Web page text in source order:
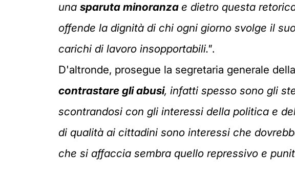
una sparuta minoranza e dietro questa
offende la dignità di chi ogni giorno svolge il
carichi di lavoro insopportabili.".
D'altronde, prosegue la segretaria generale
contrastare gli abusi, infatti spesso sono gli
scontrandosi con gli interessi della politica e
di qualità ai cittadini sono interessi che
che si affaccia sembra quello repressivo e